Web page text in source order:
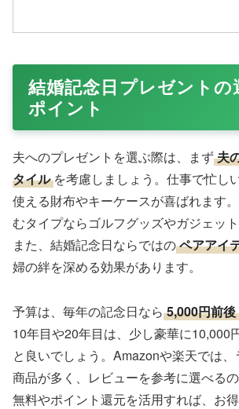
結婚記念日プレゼントの
ポイント
夫へのプレゼントを選ぶ際は、まず夫
タイル を考慮しましょう。仕事で忙し
使える財布やキーケースが喜ばれます
むタイプならゴルフグッズやガジェット
また、結婚記念日ならではのペアアイ
婦の絆を深める効果があります。
予算は、毎年の記念日なら 5,000円前後
10年目や20年目は、少し豪華に10,000
と良いでしょう。Amazonや楽天では
商品が多く、レビューを参考に選べる
無料やポイント還元を活用すれば、お得